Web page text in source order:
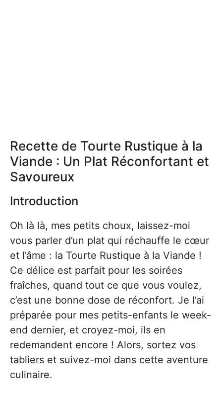
Recette de Tourte Rustique à la
Viande : Un Plat Réconfortant et
Savoureux
Introduction
Oh là là, mes petits choux, laissez-moi
vous parler d’un plat qui réchauffe le cœur
et l’âme : la Tourte Rustique à la Viande !
Ce délice est parfait pour les soirées
fraîches, quand tout ce que vous voulez,
c’est une bonne dose de réconfort. Je l’ai
préparée pour mes petits-enfants le week-
end dernier, et croyez-moi, ils en
redemandent encore ! Alors, sortez vos
tabliers et suivez-moi dans cette aventure
culinaire.